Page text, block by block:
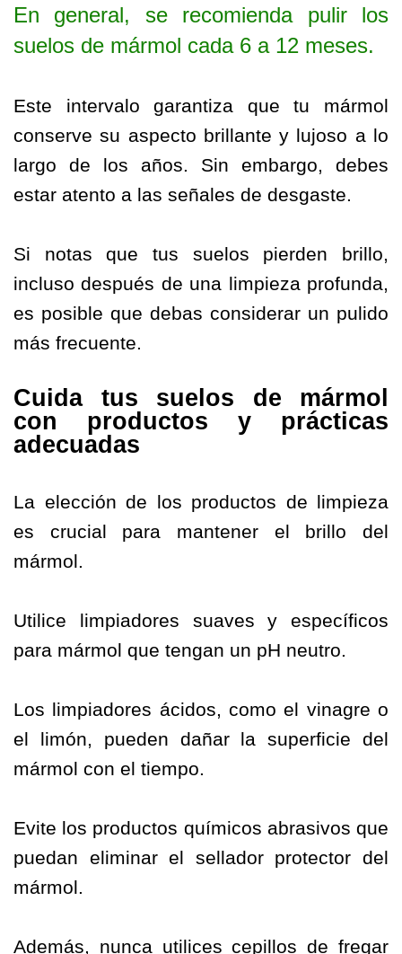
En general, se recomienda pulir los
suelos de mármol cada 6 a 12 meses.
Este intervalo garantiza que tu mármol
conserve su aspecto brillante y lujoso a lo
largo de los años. Sin embargo, debes
estar atento a las señales de desgaste.
Si notas que tus suelos pierden brillo,
incluso después de una limpieza profunda,
es posible que debas considerar un pulido
más frecuente.
Cuida tus suelos de mármol
con productos y prácticas
adecuadas
La elección de los productos de limpieza
es crucial para mantener el brillo del
mármol.
Utilice limpiadores suaves y específicos
para mármol que tengan un pH neutro.
Los limpiadores ácidos, como el vinagre o
el limón, pueden dañar la superficie del
mármol con el tiempo.
Evite los productos químicos abrasivos que
puedan eliminar el sellador protector del
mármol.
Además, nunca utilices cepillos de fregar